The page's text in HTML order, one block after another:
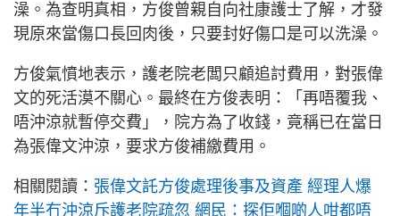
澡。為查明真相，方俊曾親自向社康護士了解，才發
現原來當傷口長回肉後，只要封好傷口是可以洗澡。
方俊氣憤地表示，護老院老闆只顧追討費用，對張偉
文的死活漠不關心。最終在方俊表明：「再唔覆我、
唔沖涼就暫停交費」，院方為了收錢，竟稱已在當日
為張偉文沖涼，要求方俊補繳費用。
相關閱讀： 張偉文託方俊處理後事及資產 經理人爆
年半冇沖涼斥護老院疏忽 網民：探佢嗰啲人咁都唔